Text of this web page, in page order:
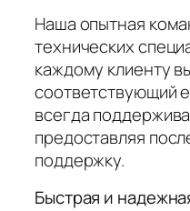
Наша опытная
технических
каждому клиенту
соответствующий
всегда
предоставляя
поддержку.
Быстрая и